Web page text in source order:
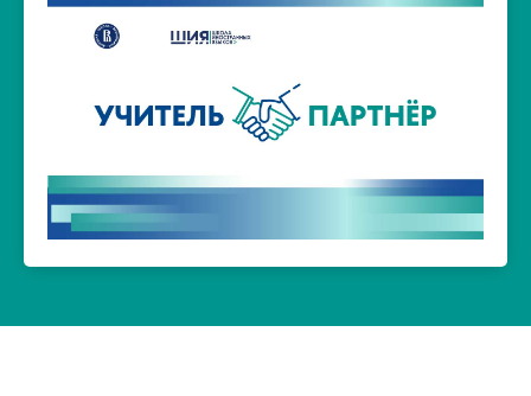
Учитель-партнёр ШИЯ
Проект направлен на профессиональное
и профориентационную поддержку
школьников, совершенствование
коммуникативных умений на занятиях
по иностранному языку.
Перейти на сайт >